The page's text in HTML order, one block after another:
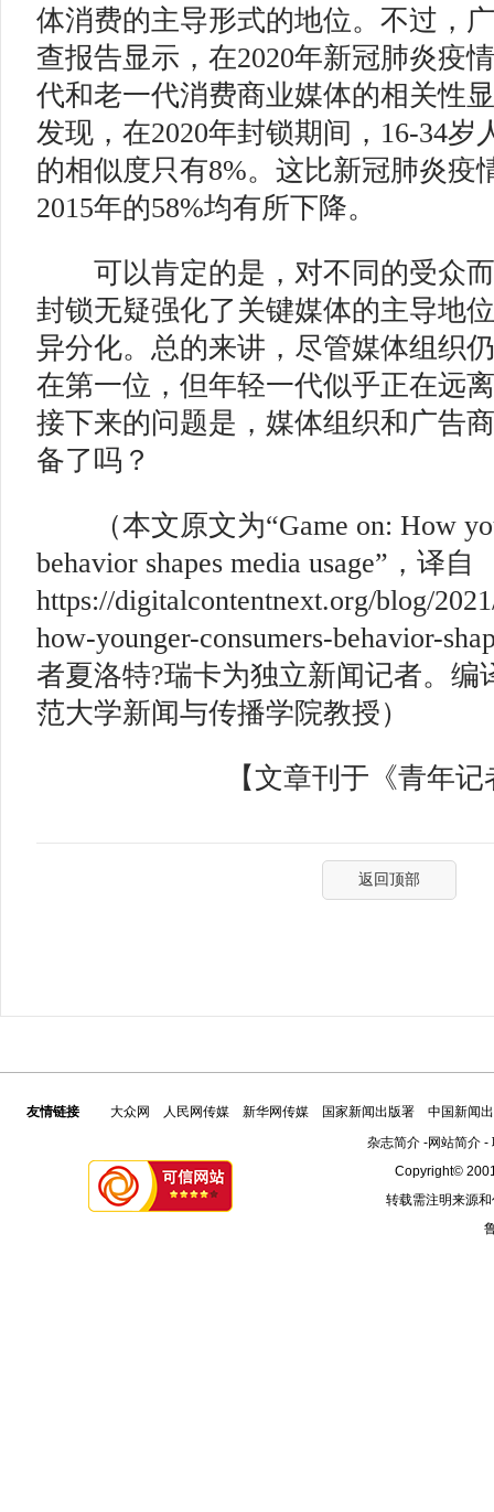
体消费的主导形式的地位。不过，
查报告显示，在2020年新冠肺炎疫
代和老一代消费商业媒体的相关性
发现，在2020年封锁期间，16-34岁
的相似度只有8%。这比新冠肺炎疫
2015年的58%均有所下降。
可以肯定的是，对不同的受众而
封锁无疑强化了关键媒体的主导地
异分化。总的来讲，尽管媒体组织
在第一位，但年轻一代似乎正在远
接下来的问题是，媒体组织和广告
备了吗？
（本文原文为“Game on: How
behavior shapes media usage”，译自
https://digitalcontentnext.org/blog/
how-younger-consumers-behavior-
者夏洛特?瑞卡为独立新闻记者。编
范大学新闻与传播学院教授）
【文章刊于《青年记
返回顶部
友情链接 大众网 人民网传媒 新华网传媒 国家新闻出版署
中国新闻
杂志简介-网站简介-
Copyright©
转载需注明来源